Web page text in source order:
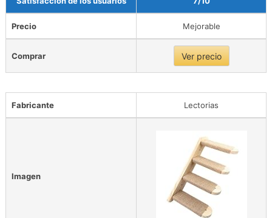
Precio Mejorable
Comprar Ver precio
Fabricante Lectorias
Imagen